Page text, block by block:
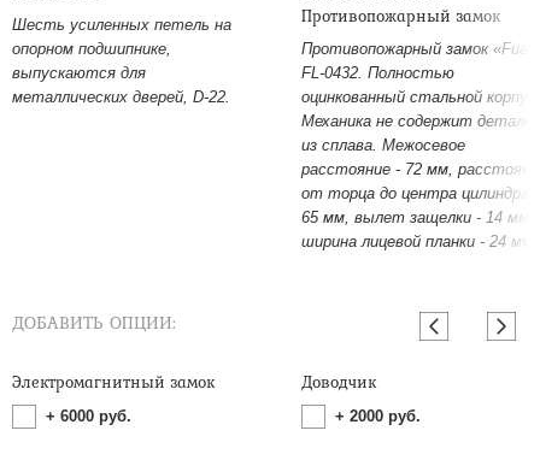
Шесть усиленных петель на
опорном подшипнике,
выпускаются для
металлических дверей, D-22.
Противопожарный замок
Противопожарный замок
FL-0432. Полностью
оцинкованный стальной корпус.
Механика не содержит деталей
из сплава. Межосевое
расстояние - 72 мм,
от торца до центра цилиндра -
65 мм, вылет защелки - 14 мм,
ширина лицевой планки - 24 мм.
ДОБАВИТЬ ОПЦИИ:
Электромагнитный замок
+ 6000 руб.
Доводчик
+ 2000 руб.